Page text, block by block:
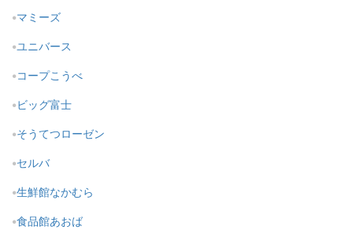
マミーズ
ユニバース
コープこうべ
ビッグ富士
そうてつローゼン
セルバ
生鮮館なかむら
食品館あおば